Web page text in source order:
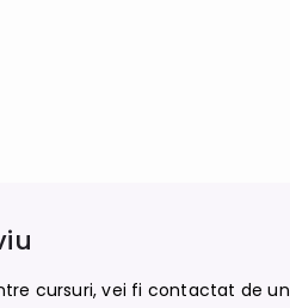
cursuri, vei fi contactat de un